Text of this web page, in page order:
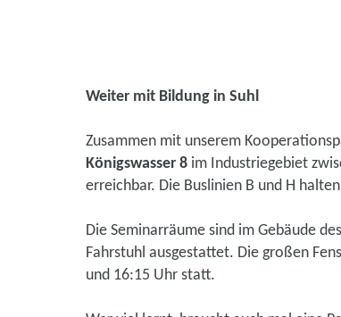
Weiter mit Bildung in Suhl
Zusammen mit unserem
Königswasser 8 im Industriegebiet
erreichbar. Die Buslinien B und H
Die Seminarräume sind im Gebäude
Fahrstuhl ausgestattet. Die großen
und 16:15 Uhr statt.